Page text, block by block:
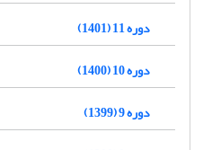
دوره 11 (1401)
دوره 10 (1400)
دوره 9 (1399)